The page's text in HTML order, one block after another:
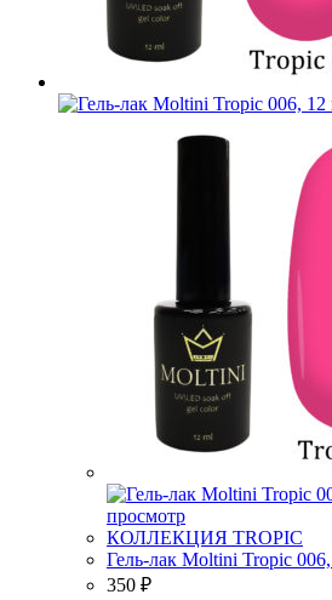
просмотр
КОЛЛЕКЦИЯ TROPIC
Гель-лак Moltini Tropic
350 ₽